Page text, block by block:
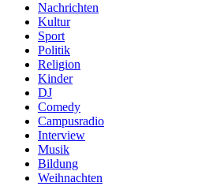
Nachrichten
Kultur
Sport
Politik
Religion
Kinder
DJ
Comedy
Campusradio
Interview
Musik
Bildung
Weihnachten